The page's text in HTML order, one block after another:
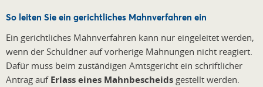
So leiten Sie ein gerichtliches Mahnverfahren ein
Ein gerichtliches Mahnverfahren kann nur eingeleitet werden,
wenn der Schuldner auf vorherige Mahnungen nicht reagiert.
Dafür muss beim zuständigen Amtsgericht ein schriftlicher
Antrag auf Erlass eines Mahnbescheids gestellt werden.